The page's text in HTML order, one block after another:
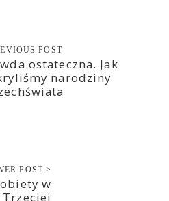
POST
ostateczna. Jak
narodziny
POST >
w